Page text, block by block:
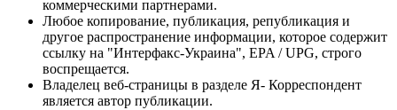
коммерческими партнерами.
Любое копирование, публикация, републикация и
другое распространение информации, которое содержит
ссылку на "Интерфакс-Украина", EPA / UPG, строго
воспрещается.
Владелец веб-страницы в разделе Я- Корреспондент
является автор публикации.